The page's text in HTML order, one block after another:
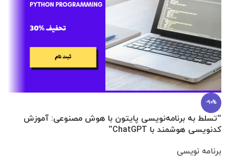
-90%
“تسلط به برنامه‌نویسی پایتون با هوش مصنوعی: آموزش
کدنویسی هوشمند با ChatGPT”
برنامه نویسی